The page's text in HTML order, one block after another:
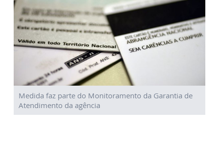
Medida faz parte do Monitoramento da Garantia de
Atendimento da agência